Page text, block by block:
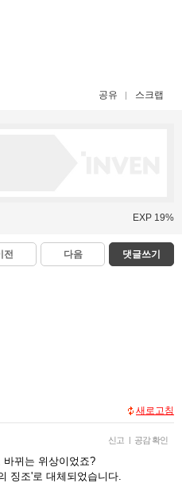
공유 스크랩
EXP 19%
전 다음 댓글쓰기
새로고침
신고 | 공감 확인
뀌는 위상이었죠?
징조'로 대체되었습니다.